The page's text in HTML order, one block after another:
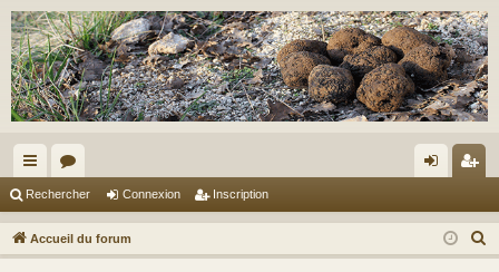
ac
co
ur
or
u
m
ne
xi
cri
pti
Rechercher Connexion Inscription
Accueil du forum
e